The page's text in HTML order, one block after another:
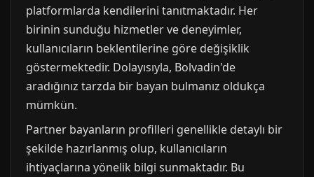
platformlarda kendilerini tanıtmaktadır. Her
birinin sunduğu hizmetler ve deneyimler,
kullanıcıların beklentilerine göre değişiklik
göstermektedir. Dolayısıyla, Bolvadin'de
aradığınız tarzda bir bayan bulmanız oldukça
mümkün.
Partner bayanların profilleri genellikle detaylı bir
şekilde hazırlanmış olup, kullanıcıların
ihtiyaçlarına yönelik bilgi sunmaktadır. Bu